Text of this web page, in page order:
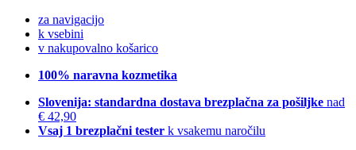
za navigacijo
k vsebini
v nakupovalno košarico
100% naravna kozmetika
Slovenija: standardna dostava brezplačna za pošiljke nad
€ 42,90
Vsaj 1 brezplačni tester k vsakemu naročilu